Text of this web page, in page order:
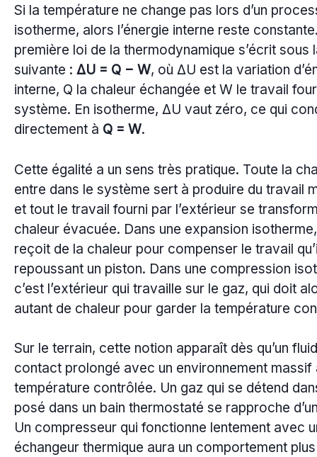
Si la température ne change pas lors d’un
isotherme, alors l’énergie interne reste
première loi de la thermodynamique s’écrit sous
suivante : ΔU = Q − W, où ΔU est la variation
interne, Q la chaleur échangée et W le travail
système. En isotherme, ΔU vaut zéro, ce qui
directement à Q = W.
Cette égalité a un sens très pratique. Toute la
entre dans le système sert à produire du travail
et tout le travail fourni par l’extérieur se
chaleur évacuée. Dans une expansion
reçoit de la chaleur pour compenser le travail
repoussant un piston. Dans une compression
c’est l’extérieur qui travaille sur le gaz, qui doit
autant de chaleur pour garder la température
Sur le terrain, cette notion apparaît dès qu’un
contact prolongé avec un environnement massif
température contrôlée. Un gaz qui se détend
posé dans un bain thermostaté se rapproche
Un compresseur qui fonctionne lentement avec
échangeur thermique aura un comportement plus